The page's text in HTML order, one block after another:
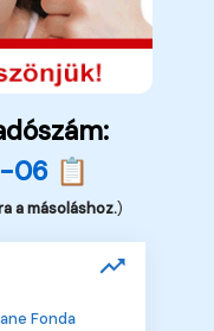
06 📋
a másoláshoz.)
Fonda